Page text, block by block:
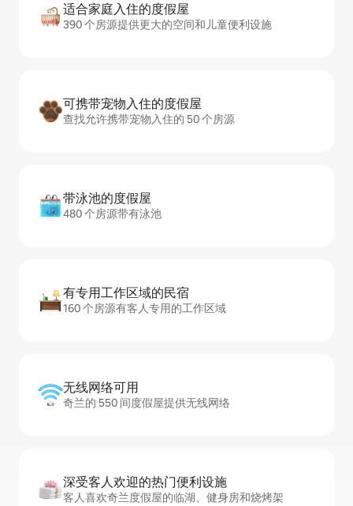
适合家庭入住的度假屋
390 个房源提供更大的空间和儿童便利设施
可携带宠物入住的度假屋
查找允许携带宠物入住的 50 个房源
带泳池的度假屋
480 个房源带有泳池
有专用工作区域的民宿
160 个房源有客人专用的工作区域
无线网络可用
奇兰的 550 间度假屋提供无线网络
深受客人欢迎的热门便利设施
客人喜欢奇兰度假屋的临湖、健身房和烧烤架